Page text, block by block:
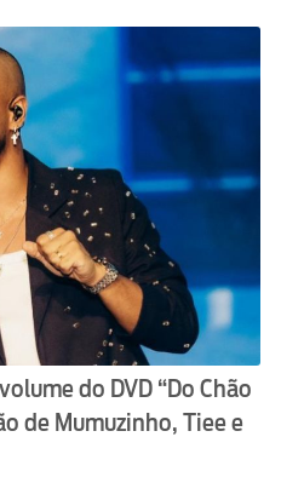
do DVD “Do Chão
de Mumuzinho, Tiee e